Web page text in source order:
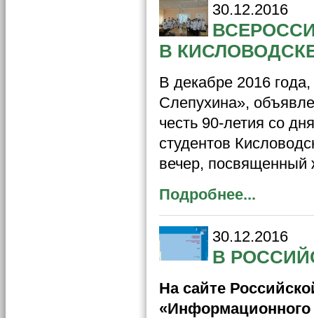
30.12.2016
В
В декабре 2016
Слепухина»,
честь 90-летия со
студентов
вечер, посвященный
Подробнее...
30.12.2016
В
На сайте